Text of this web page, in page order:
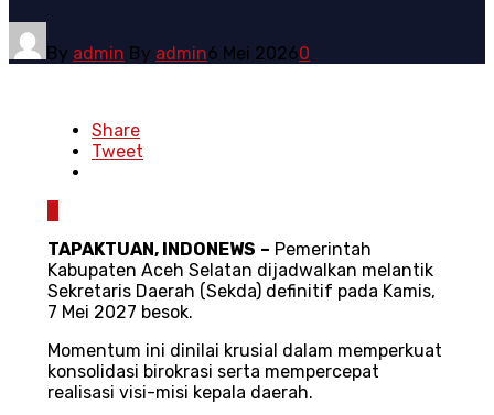
By admin By admin6 Mei 20260
Share
Tweet
TAPAKTUAN, INDONEWS – Pemerintah
Kabupaten Aceh Selatan dijadwalkan melantik
Sekretaris Daerah (Sekda) definitif pada Kamis,
7 Mei 2027 besok.
Momentum ini dinilai krusial dalam memperkuat
konsolidasi birokrasi serta mempercepat
realisasi visi-misi kepala daerah.